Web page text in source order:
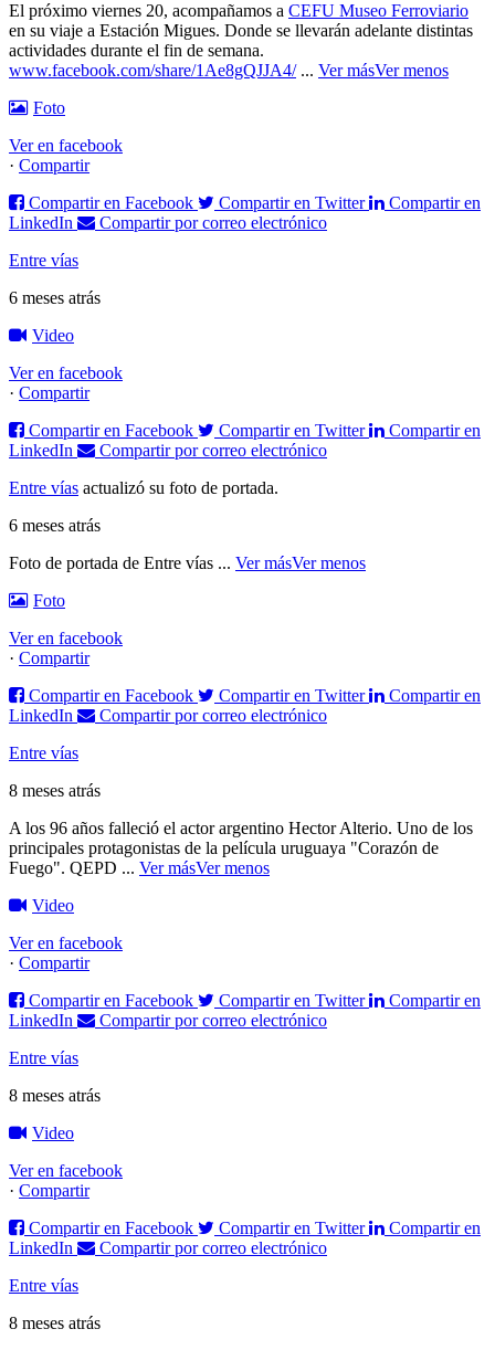
El próximo viernes 20, acompañamos a CEFU Museo Ferroviario
en su viaje a Estación Migues. Donde se llevarán adelante distintas
actividades durante el fin de semana.
www.facebook.com/share/1Ae8gQJJA4/ ... Ver másVer menos
Foto
Ver en facebook
· Compartir
Compartir en Facebook
Compartir en Twitter
Compartir en
LinkedIn
Compartir por correo electrónico
Entre vías
6 meses atrás
Video
Ver en facebook
· Compartir
Compartir en Facebook
Compartir en Twitter
Compartir en
LinkedIn
Compartir por correo electrónico
Entre vías actualizó su foto de portada.
6 meses atrás
Foto de portada de Entre vías ... Ver másVer menos
Foto
Ver en facebook
· Compartir
Compartir en Facebook
Compartir en Twitter
Compartir en
LinkedIn
Compartir por correo electrónico
Entre vías
8 meses atrás
A los 96 años falleció el actor argentino Hector Alterio. Uno de los
principales protagonistas de la película uruguaya "Corazón de
Fuego". QEPD ... Ver másVer menos
Video
Ver en facebook
· Compartir
Compartir en Facebook
Compartir en Twitter
Compartir en
LinkedIn
Compartir por correo electrónico
Entre vías
8 meses atrás
Video
Ver en facebook
· Compartir
Compartir en Facebook
Compartir en Twitter
Compartir en
LinkedIn
Compartir por correo electrónico
Entre vías
8 meses atrás